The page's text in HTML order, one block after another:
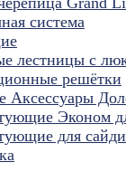
система
лестницы с
решётки
Аксессуары
Эконом
для